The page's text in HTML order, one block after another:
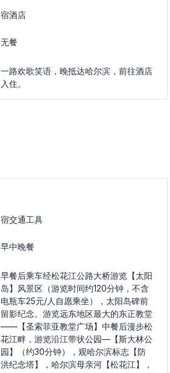
宿酒店
无餐
一路欢歌笑语，晚抵达哈尔滨，前往酒店
入住。
宿交通工具
早中晚餐
早餐后乘车经松花江公路大桥游览【太阳
岛】风景区（游览时间约120分钟，不含
电瓶车25元/人自愿乘坐），太阳岛碑前
留影纪念。游览远东地区最大的东正教堂
——【圣索菲亚教堂广场】中餐后漫步松
花江畔，游览沿江带状公园—【斯大林公
园】（约30分钟），观哈尔滨标志【防
洪纪念塔】，哈尔滨母亲河【松花江】，